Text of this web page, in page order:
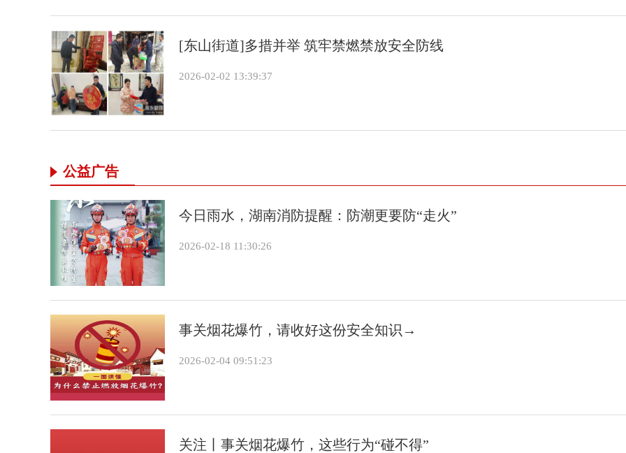
[东山街道]多措并举 筑牢禁燃禁放安全防线
2026-02-02 13:39:37
公益广告
今日雨水，湖南消防提醒：防潮更要防“走火”
2026-02-18 11:30:26
事关烟花爆竹，请收好这份安全知识→
2026-02-04 09:51:23
关注丨事关烟花爆竹，这些行为“碰不得”